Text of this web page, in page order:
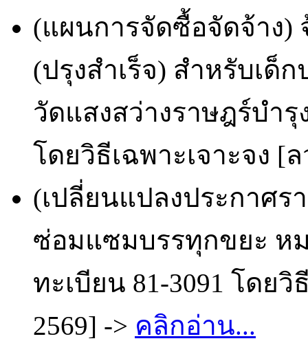
(แผนการจัดซื้อจัดจ้าง)
(ปรุงสำเร็จ) สำหรับเ
วัดแสงสว่างราษฎร์บำ
โดยวิธีเฉพาะเจาะจง [
(เปลี่ยนแปลงประกาศร
ซ่อมแซมบรรทุกขยะ ห
ทะเบียน 81-3091 โดยวิ
2569] -> คลิกอ่าน...